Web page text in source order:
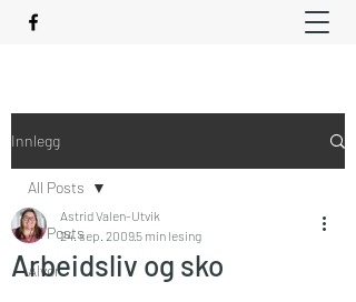
Innlegg
All Posts
Alvor
All Posts
Arbeidsliv og sko
Astrid Valen-Utvik
24. sep. 20095 min lesing